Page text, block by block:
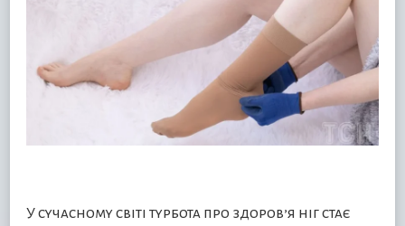
У сучасному світі турбота про здоров’я ніг стає